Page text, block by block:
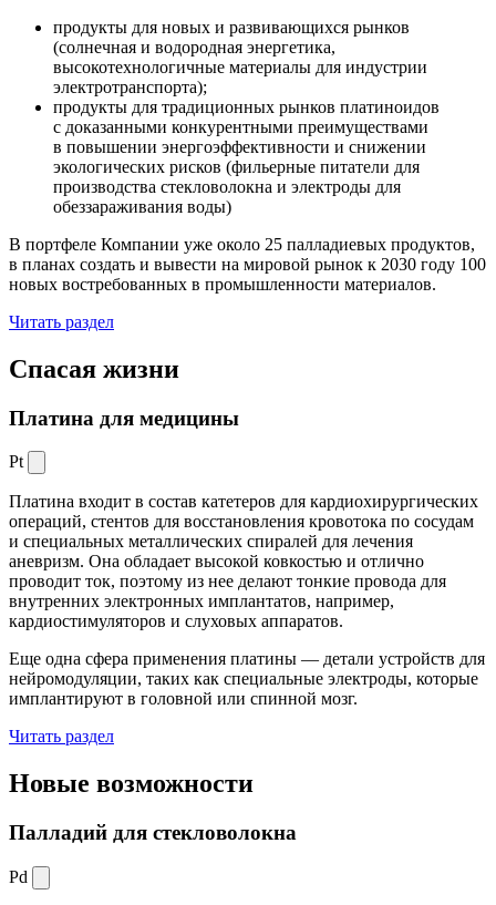
продукты для новых и развивающихся рынков
(солнечная и водородная энергетика,
высокотехнологичные материалы для индустрии
электротранспорта);
продукты для традиционных рынков платиноидов
с доказанными конкурентными преимуществами
в повышении энергоэффективности и снижении
экологических рисков (фильерные питатели для
производства стекловолокна и электроды для
обеззараживания воды)
В портфеле Компании уже около 25 палладиевых продуктов,
в планах создать и вывести на мировой рынок к 2030 году 100
новых востребованных в промышленности материалов.
Читать раздел
Спасая жизни
Платина для медицины
Pt
Платина входит в состав катетеров для кардиохирургических
операций, стентов для восстановления кровотока по сосудам
и специальных металлических спиралей для лечения
аневризм. Она обладает высокой ковкостью и отлично
проводит ток, поэтому из нее делают тонкие провода для
внутренних электронных имплантатов, например,
кардиостимуляторов и слуховых аппаратов.
Еще одна сфера применения платины — детали устройств для
нейромодуляции, таких как специальные электроды, которые
имплантируют в головной или спинной мозг.
Читать раздел
Новые возможности
Палладий для стекловолокна
Pd